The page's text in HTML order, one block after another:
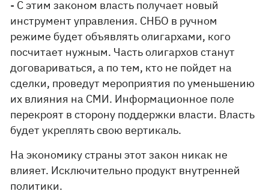
- С этим законом власть получает новый
инструмент управления. СНБО в ручном
режиме будет объявлять олигархами, кого
посчитает нужным. Часть олигархов станут
договариваться, а по тем, кто не пойдет на
сделки, проведут мероприятия по уменьшению
их влияния на СМИ. Информационное поле
перекроят в сторону поддержки власти. Власть
будет укреплять свою вертикаль.
На экономику страны этот закон никак не
влияет. Исключительно продукт внутренней
политики.